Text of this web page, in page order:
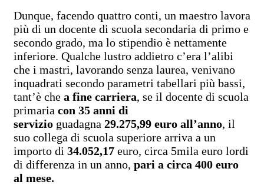
Dunque, facendo quattro conti, un maestro lavora
più di un docente di scuola secondaria di primo e
secondo grado, ma lo stipendio è nettamente
inferiore. Qualche lustro addietro c’era l’alibi
che i mastri, lavorando senza laurea, venivano
inquadrati secondo parametri tabellari più bassi,
tant’è che a fine carriera, se il docente di scuola
primaria con 35 anni di
servizio guadagna 29.275,99 euro all’anno, il
suo collega di scuola superiore arriva a un
importo di 34.052,17 euro, circa 5mila euro lordi
di differenza in un anno, pari a circa 400 euro
al mese.